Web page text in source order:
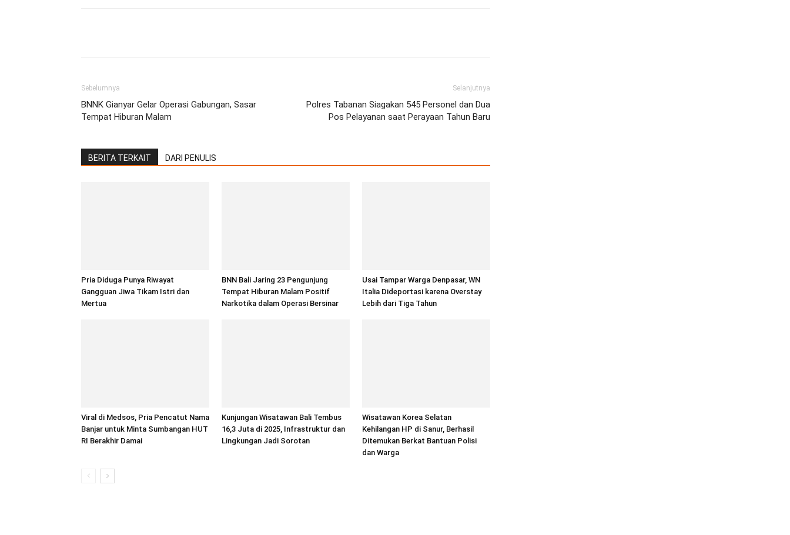
Sebelumnya
BNNK Gianyar Gelar Operasi Gabungan, Sasar
Tempat Hiburan Malam
Selanjutnya
Polres Tabanan Siagakan 545 Personel dan Dua
Pos Pelayanan saat Perayaan Tahun Baru
BERITA TERKAIT DARI PENULIS
Pria Diduga Punya Riwayat
Gangguan Jiwa Tikam Istri dan
Mertua
BNN Bali Jaring 23 Pengunjung
Tempat Hiburan Malam Positif
Narkotika dalam Operasi Bersinar
Usai Tampar Warga Denpasar, WN
Italia Dideportasi karena Overstay
Lebih dari Tiga Tahun
Viral di Medsos, Pria Pencatut Nama
Banjar untuk Minta Sumbangan HUT
RI Berakhir Damai
Kunjungan Wisatawan Bali Tembus
16,3 Juta di 2025, Infrastruktur dan
Lingkungan Jadi Sorotan
Wisatawan Korea Selatan
Kehilangan HP di Sanur, Berhasil
Ditemukan Berkat Bantuan Polisi
dan Warga